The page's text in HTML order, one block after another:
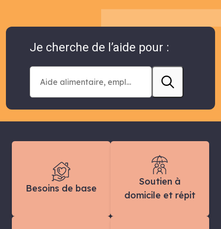
Je cherche de l’aide pour :
Besoins de base
Soutien à
domicile et répit